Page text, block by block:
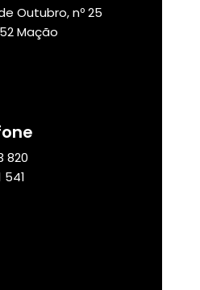
Outubro, nº 25
Mação
820
541